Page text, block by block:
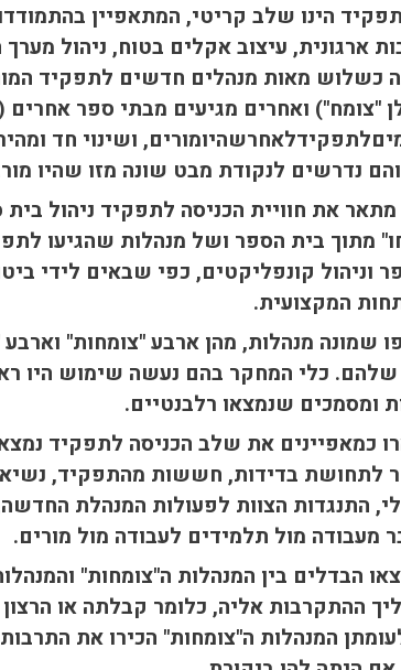
הינו שלב קריטי, המתאפיין
ארגונית, עיצוב אקלים בטוח, ניהול מערך
כשלוש מאות מנהלים חדשים לתפקיד
"צומח") ואחרים מגיעים מבתי ספר אחרים
ושינוי חד
נדרשים לנקודת מבט שונה מזו שהיו
את חוויית הכניסה לתפקיד ניהול
מתוך בית הספר ושל מנהלות שהגיעו
וניהול קונפליקטים, כפי שבאים לידי
המקצועית.
מנהלות, מהן ארבע "צומחות"
כלי המחקר בהם נעשה שימוש היו
ומסמכים שנמצאו רלבנטיים.
כמאפיינים את שלב הכניסה לתפקיד
לתחושת בדידות, חששות מהתפקיד,
התנגדות הצוות לפעולות המנהלת
מעבודה מול תלמידים לעבודה מול מורים.
הבדלים בין המנהלות ה"צומחות"
ההתקרבות אליה, כלומר קבלתה או
המנהלות ה"צומחות" הכירו את